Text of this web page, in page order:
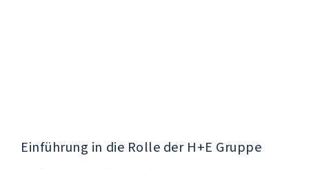
Einführung in die Rolle der H+E Gruppe